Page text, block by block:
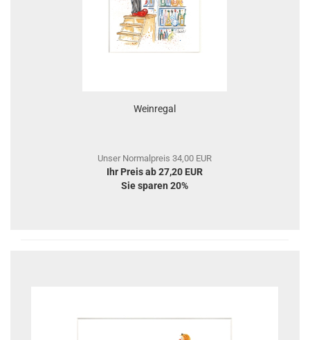
Weinregal
Unser Normalpreis 34,00 EUR
Ihr Preis ab 27,20 EUR
Sie sparen 20%